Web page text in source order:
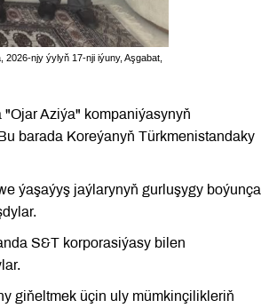
njy ýylyň 17-nji iýuny, Aşgabat,
Aziýa" kompaniýasynyň
barada Koreýanyň Türkmenistandaky
ýaşaýyş jaýlarynyň gurluşygy boýunça
S&T korporasiýasy bilen
giňeltmek üçin uly mümkinçilikleriň